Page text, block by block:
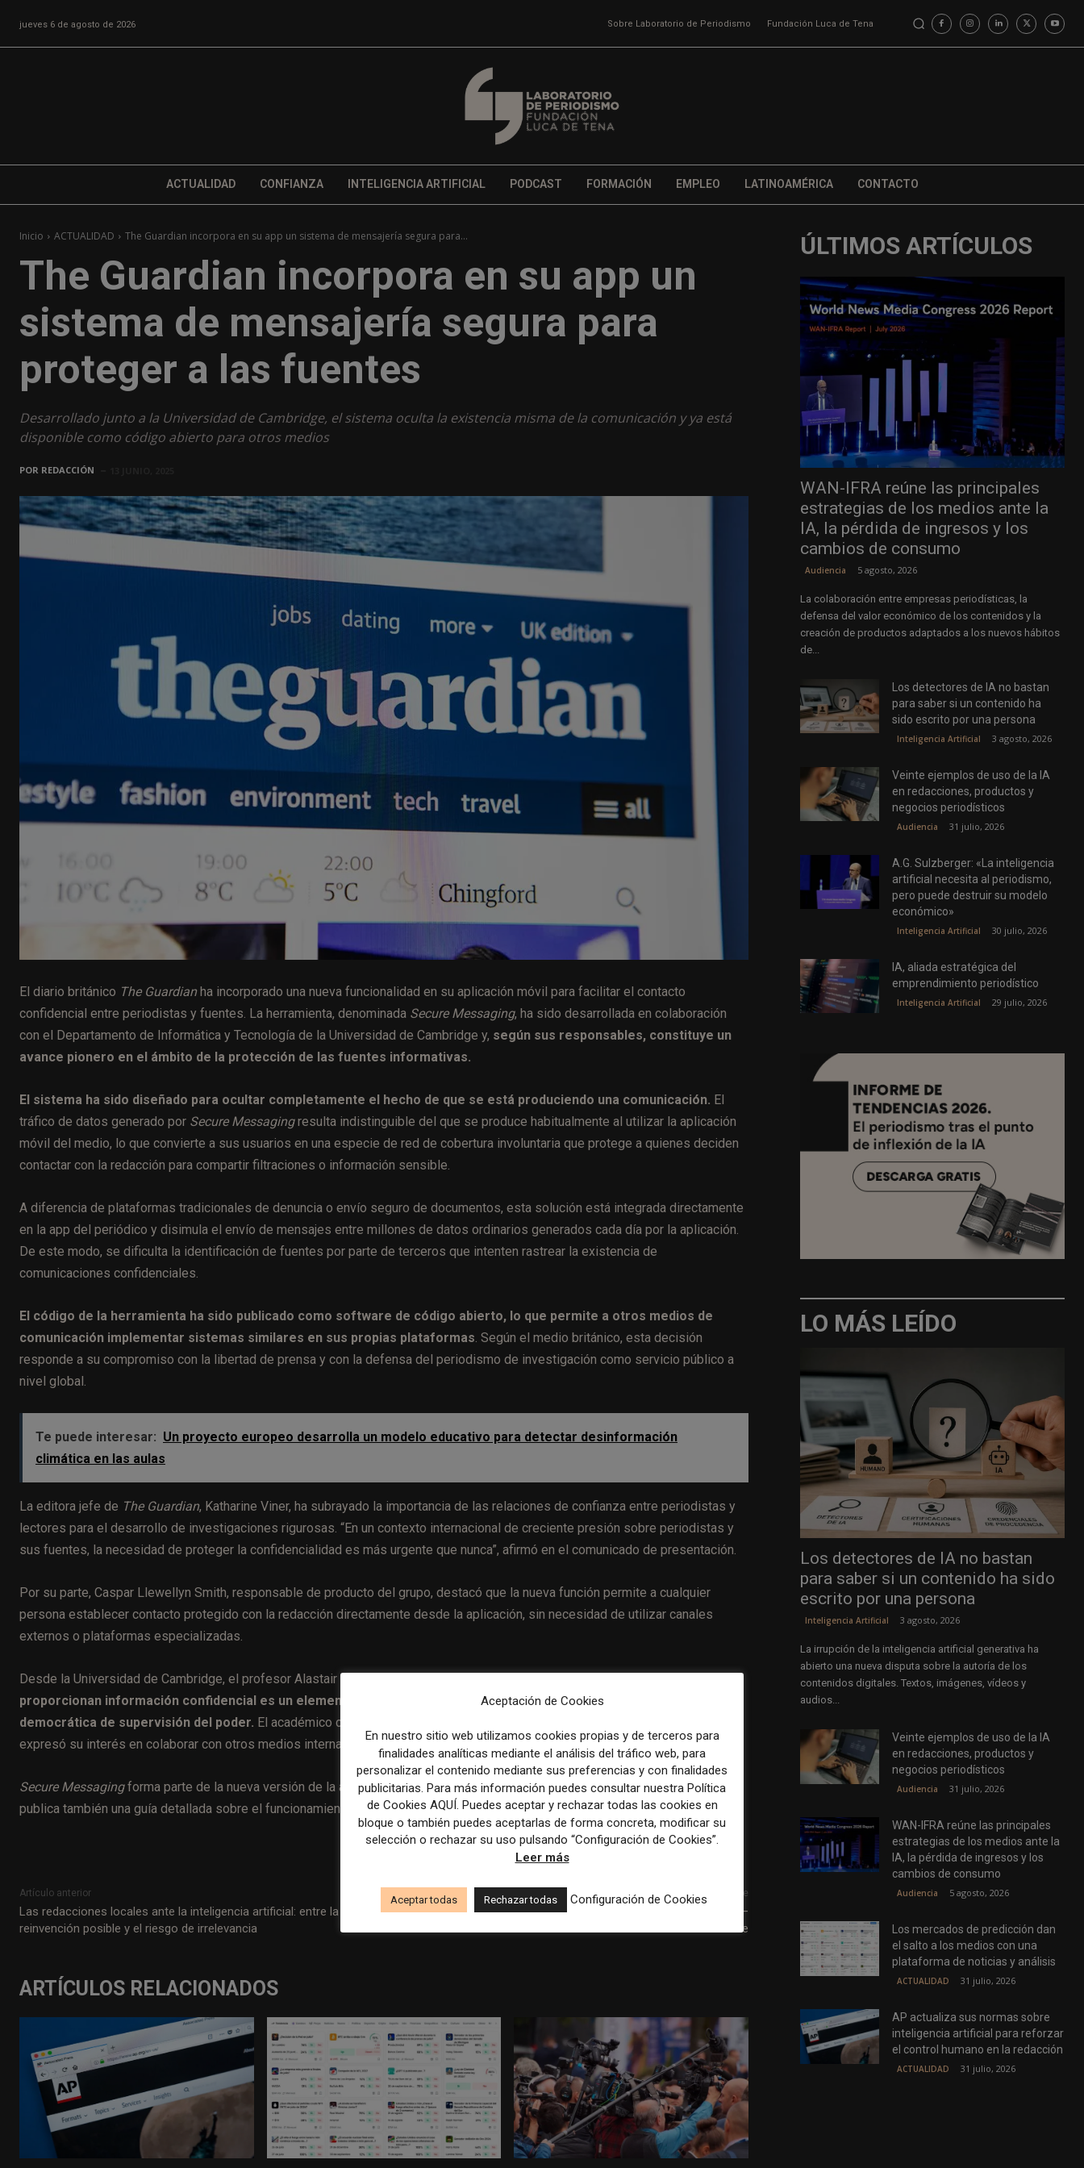
jueves 6 de agosto de 2026 Sobre Laboratorio de Periodismo Fundación Luca de Tena
ACTUALIDAD CONFIANZA INTELIGENCIA ARTIFICIAL PODCAST FORMACIÓN EMPLEO LATINOAMÉRICA CONTACTO
Inicio ACTUALIDAD The Guardian incorpora en su app un sistema de mensajería segura para...
The Guardian incorpora en su app un
sistema de mensajería segura para
proteger a las fuentes
Desarrollado junto a la Universidad de Cambridge, el sistema oculta la existencia misma de la comunicación y ya está
disponible como código abierto para otros medios
POR REDACCIÓN
El diario británico The Guardianha incorporado una nueva funcionalidad en su aplicación móvil para facilitar el contacto
confidencial entre periodistas y fuentes. La herramienta, denominada Secure Messaging, ha sido desarrollada en colaboración
con el Departamento de Informática y Tecnología de la Universidad de Cambridge y, según sus responsables, constituye un
avance pionero en el ámbito de la protección de las fuentes informativas.
El sistema ha sido diseñado para ocultar completamente el hecho de que se está produciendo una comunicación. El
tráfico de datos generado por Secure Messagingresulta indistinguible del que se produce habitualmente al utilizar la aplicación
móvil del medio, lo que convierte a sus usuarios en una especie de red de cobertura involuntaria que protege a quienes deciden
contactar con la redacción para compartir filtraciones o información sensible.
A diferencia de plataformas tradicionales de denuncia o envío seguro de documentos, esta solución está integrada directamente
en la app del periódico y disimula el envío de mensajes entre millones de datos ordinarios generados cada día por la aplicación.
De este modo, se dificulta la identificación de fuentes por parte de terceros que intenten rastrear la existencia de
comunicaciones confidenciales.
El código de la herramienta ha sido publicado como software de código abierto, lo que permite a otros medios de
comunicación implementar sistemas similares en sus propias plataformas. Según el medio británico, esta decisión
responde a su compromiso con la libertad de prensa y con la defensa del periodismo de investigación como servicio público a
nivel global.
Te puede interesar: Un proyecto europeo desarrolla un modelo educativo para detectar desinformación
climática en las aulas
La editora jefe de The Guardian, Katharine Viner, ha subrayado la importancia de las relaciones de confianza entre periodistas y
lectores para el desarrollo de investigaciones rigurosas. “En un contexto internacional de creciente presión sobre periodistas y
sus fuentes, la necesidad de proteger la confidencialidad es más urgente que nunca”, afirmó en el comunicado de presentación.
Por su parte, Caspar Llewellyn Smith, responsable de producto del grupo, destacó que la nueva función permite a cualquier
persona establecer contacto protegido con la redacción directamente desde la aplicación, sin necesidad de utilizar canales
externos o plataformas especializadas.
Desde la Universidad de Cambridge, el profesor Alastair Beresford señaló que
proporcionan información confidencial es un elemento esencial para que el periodismo pueda cumplir con su función
democrática de supervisión del poder. El académico celebró también la decisión del diario de liberar el código fuente y
expresó su interés en colaborar con otros medios internacionales para extender su adopción.
Secure Messagingforma parte de la nueva versión de la app deThe Guardian, disponible en App Store y Google Play. El medio
publica también una guía detallada sobre el funcionamiento del sistema y cómo fue desarrollado.
Artículo anterior
Las redacciones locales ante la inteligencia artificial: entre la
reinvención posible y el riesgo de irrelevancia
Artículo siguiente
Mediahuis Ireland reaches 100,000 digital subscriber milestone –
Press Gazette
ARTÍCULOS RELACIONADOS
ÚLTIMOS ARTÍCULOS
WAN-IFRA reúne las principales
estrategias de los medios ante la
IA, la pérdida de ingresos y los
cambios de consumo
Audiencia 5 agosto, 2026
La colaboración entre empresas periodísticas, la
defensa del valor económico de los contenidos y la
creación de productos adaptados a los nuevos hábitos
de...
Los detectores de IA no bastan
para saber si un contenido ha
sido escrito por una persona
Inteligencia Artificial 3 agosto, 2026
Veinte ejemplos de uso de la IA
en redacciones, productos y
negocios periodísticos
Audiencia 31 julio, 2026
A.G. Sulzberger: «La inteligencia
artificial necesita al periodismo,
pero puede destruir su modelo
económico»
Inteligencia Artificial 30 julio, 2026
IA, aliada estratégica del
emprendimiento periodístico
Inteligencia Artificial 29 julio, 2026
LO MÁS LEÍDO
Los detectores de IA no bastan
para saber si un contenido ha sido
escrito por una persona
Inteligencia Artificial 3 agosto, 2026
La irrupción de la inteligencia artificial generativa ha
abierto una nueva disputa sobre la autoría de los
contenidos digitales. Textos, imágenes, vídeos y
audios...
Veinte ejemplos de uso de la IA
en redacciones, productos y
negocios periodísticos
Audiencia 31 julio, 2026
WAN-IFRA reúne las principales
estrategias de los medios ante la
IA, la pérdida de ingresos y los
cambios de consumo
Audiencia 5 agosto, 2026
Los mercados de predicción dan
el salto a los medios con una
plataforma de noticias y análisis
ACTUALIDAD 31 julio, 2026
AP actualiza sus normas sobre
inteligencia artificial para reforzar
el control humano en la redacción
ACTUALIDAD 31 julio, 2026
Aceptación de Cookies
En nuestro sitio web utilizamos cookies propias y de terceros para
finalidades analíticas mediante el análisis del tráfico web, para
personalizar el contenido mediante sus preferencias y con finalidades
publicitarias. Para más información puedes consultar nuestra Política
de Cookies AQUÍ. Puedes aceptar y rechazar todas las cookies en
bloque o también puedes aceptarlas de forma concreta, modificar su
selección o rechazar su uso pulsando “Configuración de Cookies”.
Leer más
Aceptar todas Rechazar todas Configuración de Cookies